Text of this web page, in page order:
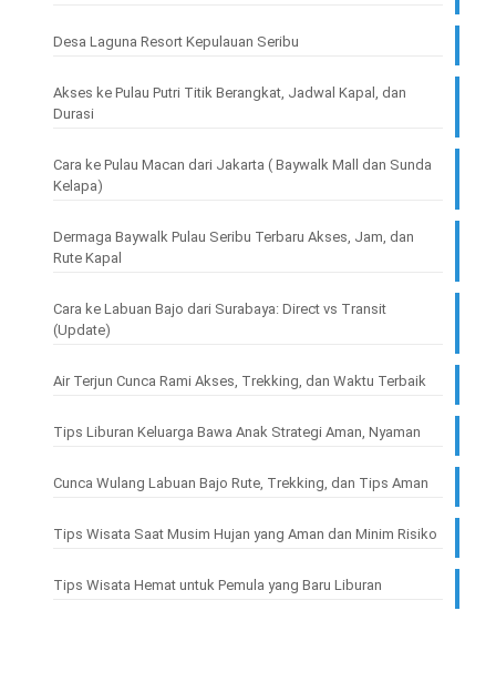
Desa Laguna Resort Kepulauan Seribu
Akses ke Pulau Putri Titik Berangkat, Jadwal Kapal, dan
Durasi
Cara ke Pulau Macan dari Jakarta ( Baywalk Mall dan Sunda
Kelapa)
Dermaga Baywalk Pulau Seribu Terbaru Akses, Jam, dan
Rute Kapal
Cara ke Labuan Bajo dari Surabaya: Direct vs Transit
(Update)
Air Terjun Cunca Rami Akses, Trekking, dan Waktu Terbaik
Tips Liburan Keluarga Bawa Anak Strategi Aman, Nyaman
Cunca Wulang Labuan Bajo Rute, Trekking, dan Tips Aman
Tips Wisata Saat Musim Hujan yang Aman dan Minim Risiko
Tips Wisata Hemat untuk Pemula yang Baru Liburan